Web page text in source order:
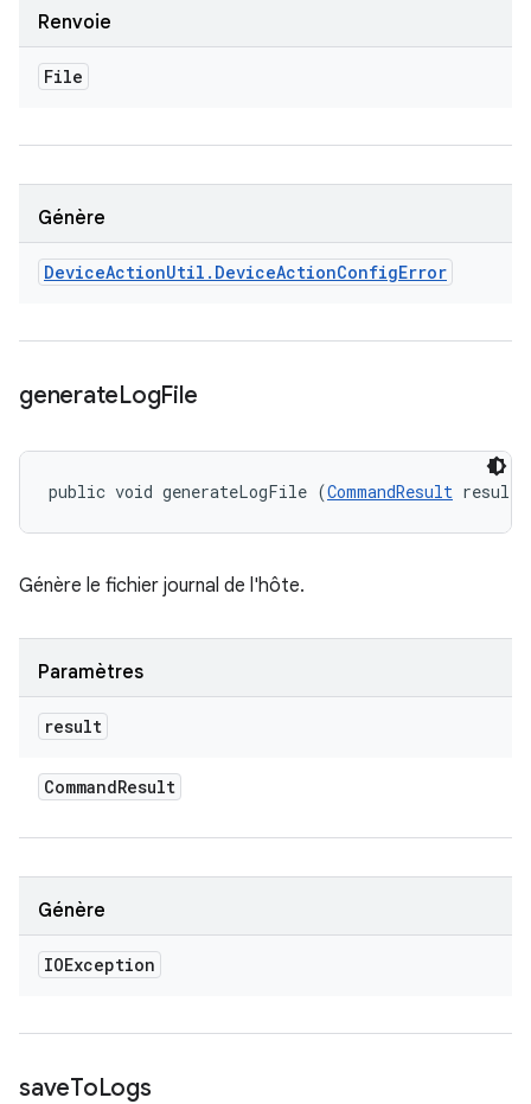
Renvoie
File
Génère
DeviceActionUtil . DeviceActionConfigError
generateLogFile
public void generateLogFile (CommandResult result)
Génère le fichier journal de l'hôte.
Paramètres
result
CommandResult
Génère
IOException
saveToLogs